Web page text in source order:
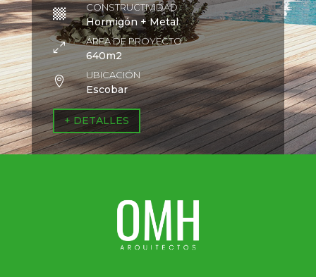

CONSTRUCTIVIDAD
Hormigón + Metal
0
ÁREA DE PROYECTO
640m2

UBICACIÓN
Escobar
+ DETALLES